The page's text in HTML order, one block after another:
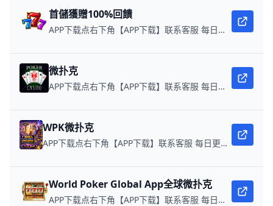
首儲獲贈100%回饋
APP下载点右下角【APP下载】联系客服 每日更新可用链接 每日保底獎池10,000美金
微扑克
APP下载点右下角【APP下载】联系客服 每日更新可用链接 微扑克 WPK真人在线约局，领WPK钻石。
WPK微扑克
APP下载点右下角【APP下载】联系客服 每日更新可用链接 微扑克 WPK真人在线约局，wepoker德州约局，加微信客服上下分，领WPK钻石。
World Poker Global App全球微扑克
APP下载点右下角【APP下载】联系客服 每日更新可用链接 在线玩扑克，赢取真钱。